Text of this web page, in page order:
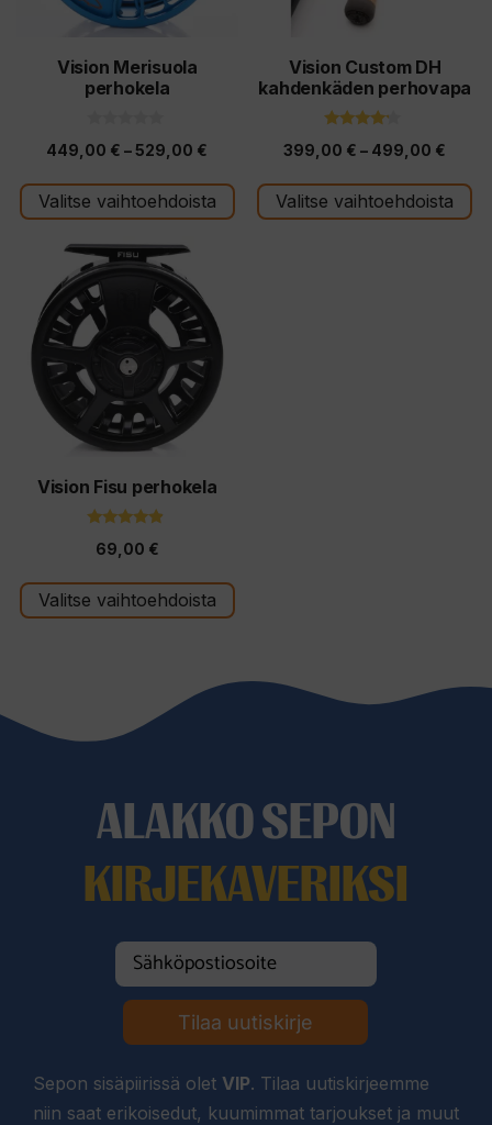
Vision Merisuola
perhokela
5
s
t
ä
449,00 € – 529,00 € Hintaluokka:
-
Valitse vaihtoehdoista
tehdä
tuotteen
Vision Custom DH
kahdenkäden perhovapa
5:stä
399,00 € – 499,00 €
-
Valitse vaihtoehdoista
tehdä
tuotteen
sivulla.
Vision Fisu perhokela
5:stä
69,00 €
Valitse vaihtoehdoista
tuotteella
useampi
muunnelma.
Voit
tehdä
tuotteen
ALAKKO SEPON
KIRJEKAVERIKSI
Tilaa uutiskirje
Sepon sisäpiirissä olet VIP. Tilaa uutiskirjeemme
niin saat erikoisedut, kuumimmat tarjoukset ja muut